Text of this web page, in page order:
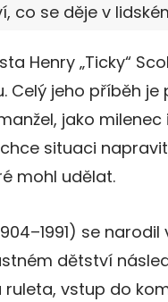
co se děje v
Henry „Ticky“
Celý jeho příběh je
jako
situaci
mohl udělat.
se
dětství
vstup do